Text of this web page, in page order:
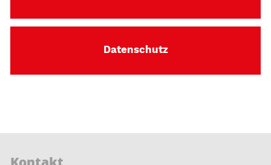
Datenschutz